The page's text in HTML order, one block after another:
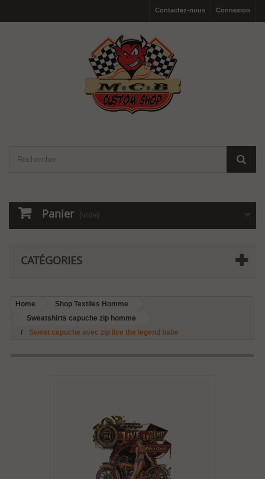
Connexion
Contactez-nous
Panier (vide)
CATÉGORIES
Home
Shop Textiles Homme
Sweatshirts capuche zip homme
Sweat capuche avec zip live the legend babe